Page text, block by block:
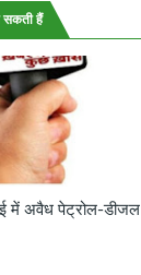
हैं
में अवैध पेट्रोल-डीजल